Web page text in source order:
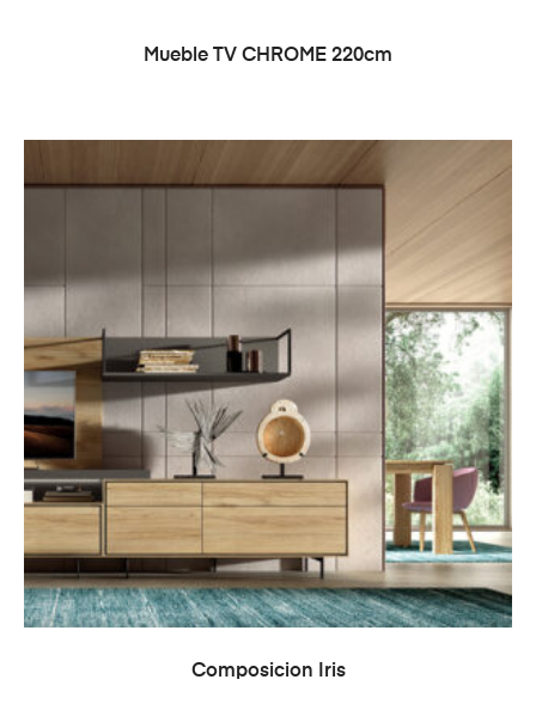
LEER MÁS
Mueble TV CHROME 220cm
LEER MÁS
Composicion Iris